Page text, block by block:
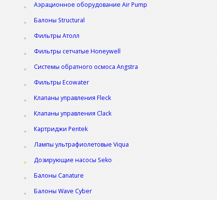
Аэрационное оборудование Air Pump
Балоны Structural
Фильтры Атолл
Фильтры сетчатые Honeywell
Системы обратного осмоса Angstra
Фильтры Ecowater
Клапаны управления Fleck
Клапаны управления Clack
Картриджи Pentek
Лампы ультрафиолетовые Viqua
Дозирующие насосы Seko
Балоны Canature
Балоны Wave Cyber